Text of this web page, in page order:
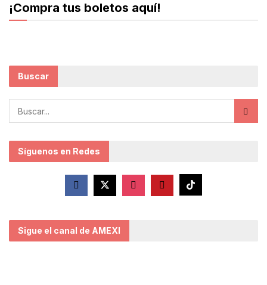
¡Compra tus boletos aquí!
Buscar
Síguenos en Redes
Sigue el canal de AMEXI